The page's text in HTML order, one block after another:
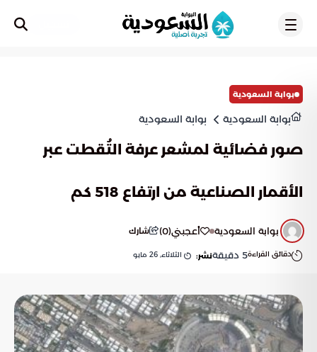
بوابة السعودية
بوابة السعودية بوابة السعودية
صور فضائية لمشعر عرفة التُقطت عبر
الأقمار الصناعية من ارتفاع 518 كم
بوابة السعودية أعجبني(
0
) شارك
دقائق القراءة5 دقيقةنشر: الثلاثاء, 26 مايو